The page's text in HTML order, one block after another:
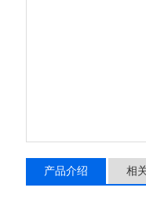
产品介绍 相